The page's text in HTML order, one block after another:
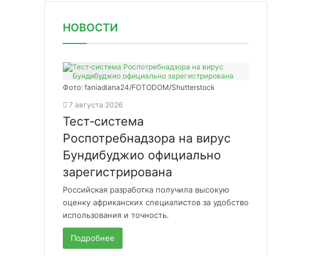
НОВОСТИ
Фото: faniadiana24/FOTODOM/Shutterstock
7 августа 2026
Тест‑система
Роспотребнадзора на вирус
Бундибуджио официально
зарегистрирована
Российская разработка получила высокую
оценку африканских специалистов за удобство
использования и точность.
Подробнее